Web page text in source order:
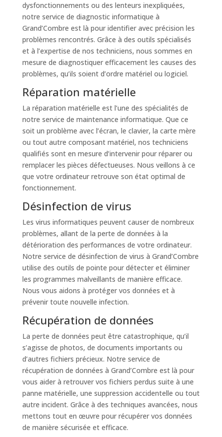
dysfonctionnements ou des lenteurs inexpliquées,
notre service de diagnostic informatique à
Grand’Combre est là pour identifier avec précision les
problèmes rencontrés. Grâce à des outils spécialisés
et à l’expertise de nos techniciens, nous sommes en
mesure de diagnostiquer efficacement les causes des
problèmes, qu’ils soient d’ordre matériel ou logiciel.
Réparation matérielle
La réparation matérielle est l’une des spécialités de
notre service de maintenance informatique. Que ce
soit un problème avec l’écran, le clavier, la carte mère
ou tout autre composant matériel, nos techniciens
qualifiés sont en mesure d’intervenir pour réparer ou
remplacer les pièces défectueuses. Nous veillons à ce
que votre ordinateur retrouve son état optimal de
fonctionnement.
Désinfection de virus
Les virus informatiques peuvent causer de nombreux
problèmes, allant de la perte de données à la
détérioration des performances de votre ordinateur.
Notre service de désinfection de virus à Grand’Combre
utilise des outils de pointe pour détecter et éliminer
les programmes malveillants de manière efficace.
Nous vous aidons à protéger vos données et à
prévenir toute nouvelle infection.
Récupération de données
La perte de données peut être catastrophique, qu’il
s’agisse de photos, de documents importants ou
d’autres fichiers précieux. Notre service de
récupération de données à Grand’Combre est là pour
vous aider à retrouver vos fichiers perdus suite à une
panne matérielle, une suppression accidentelle ou tout
autre incident. Grâce à des techniques avancées, nous
mettons tout en œuvre pour récupérer vos données
de manière sécurisée et efficace.